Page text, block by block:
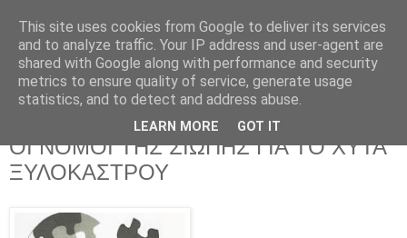
Πέμπτη 12 Νοεμβρίου 2015
ΟΙ ΝΟΜΟΙ ΤΗΣ ΣΙΩΠΗΣ ΓΙΑ ΤΟ ΧΥΤΑ
ΞΥΛΟΚΑΣΤΡΟΥ
This site uses cookies from Google to deliver its services
and to analyze traffic. Your IP address and user-agent are
shared with Google along with performance and security
metrics to ensure quality of service, generate usage
statistics, and to detect and address abuse.
LEARN MORE GOT IT